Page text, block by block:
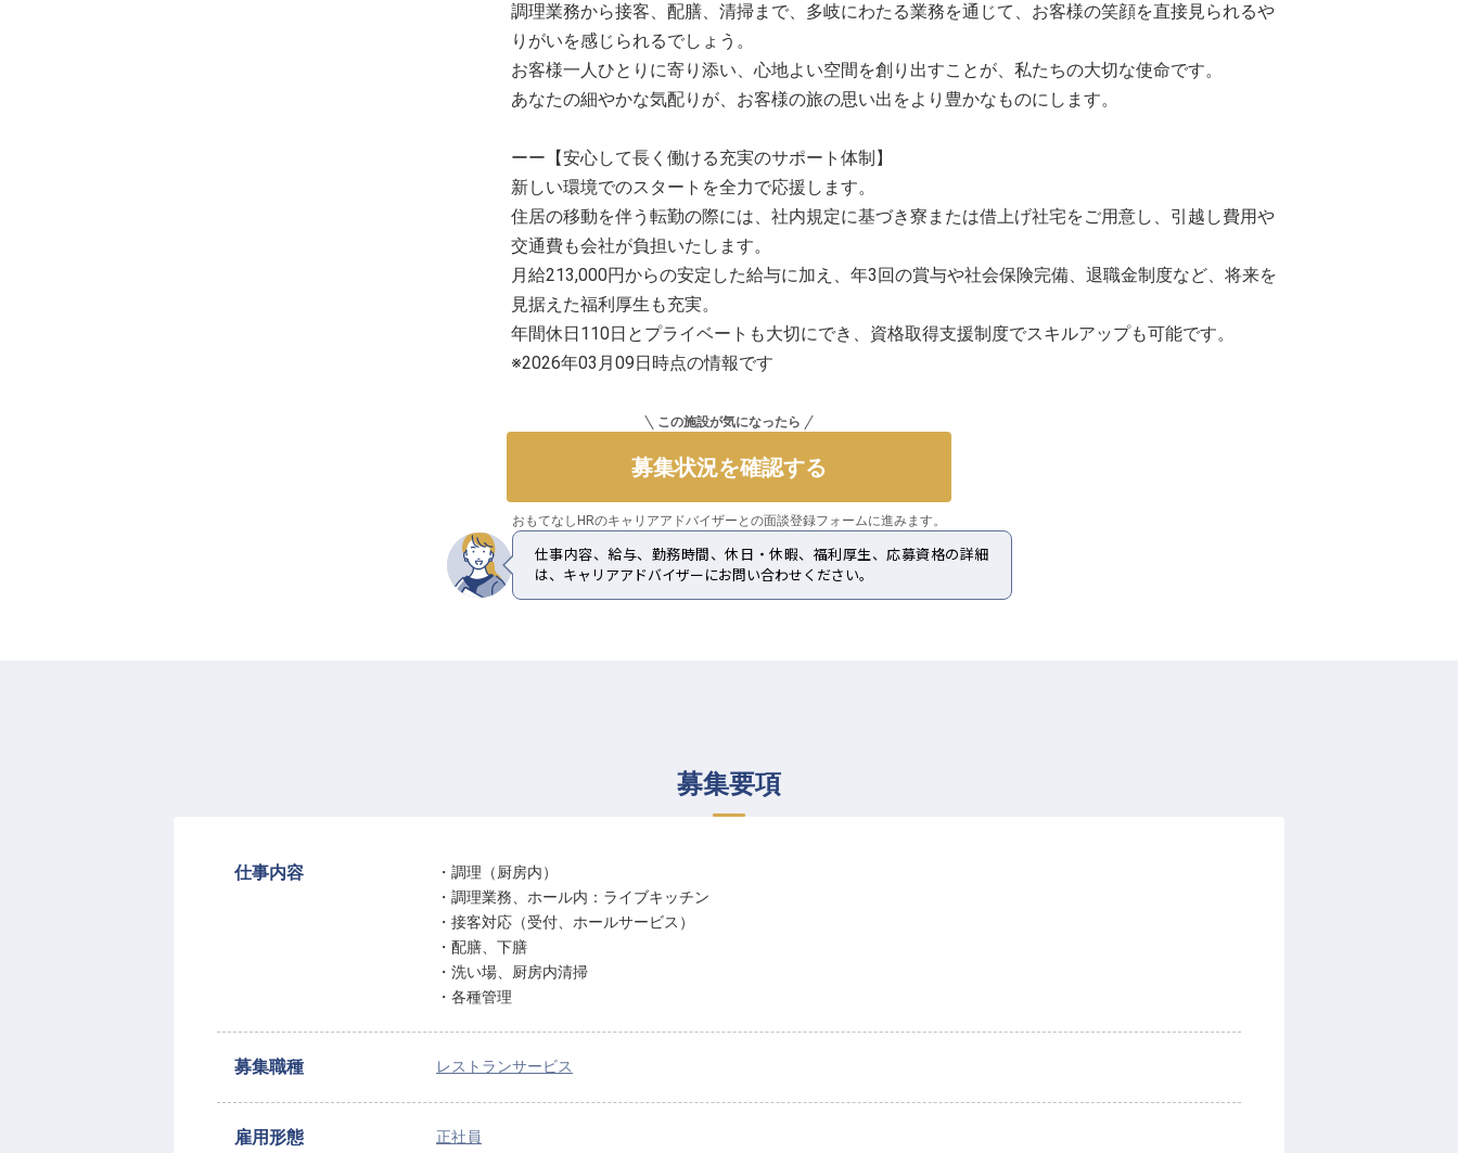
調理業務から接客、配膳、清掃まで、多岐にわたる業務を通じて、お客様の笑顔を直接見られるや
りがいを感じられるでしょう。
お客様一人ひとりに寄り添い、心地よい空間を創り出すことが、私たちの大切な使命です。
あなたの細やかな気配りが、お客様の旅の思い出をより豊かなものにします。
ーー【安心して長く働ける充実のサポート体制】
新しい環境でのスタートを全力で応援します。
住居の移動を伴う転勤の際には、社内規定に基づき寮または借上げ社宅をご用意し、引越し費用や
交通費も会社が負担いたします。
月給213,000円からの安定した給与に加え、年3回の賞与や社会保険完備、退職金制度など、将来を
見据えた福利厚生も充実。
年間休日110日とプライベートも大切にでき、資格取得支援制度でスキルアップも可能です。
※2026年03月09日時点の情報です
この施設が気になったら
募集状況を確認する
おもてなしHRのキャリアアドバイザーとの面談登録フォームに進みます。
仕事内容、給与、勤務時間、休日・休暇、福利厚生、応募資格の詳細
は、キャリアアドバイザーにお問い合わせください。
募集要項
仕事内容
・調理（厨房内）
・調理業務、ホール内：ライブキッチン
・接客対応（受付、ホールサービス）
・配膳、下膳
・洗い場、厨房内清掃
・各種管理
募集職種 レストランサービス
雇用形態 正社員